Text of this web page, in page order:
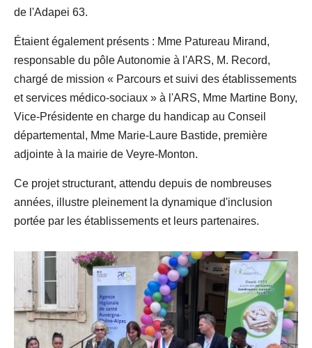
de l'Adapei 63.
Étaient également présents : Mme Patureau Mirand,
responsable du pôle Autonomie à l'ARS, M. Record,
chargé de mission « Parcours et suivi des établissements
et services médico-sociaux » à l'ARS, Mme Martine Bony,
Vice-Présidente en charge du handicap au Conseil
départemental, Mme Marie-Laure Bastide, première
adjointe à la mairie de Veyre-Monton.
Ce projet structurant, attendu depuis de nombreuses
années, illustre pleinement la dynamique d'inclusion
portée par les établissements et leurs partenaires.